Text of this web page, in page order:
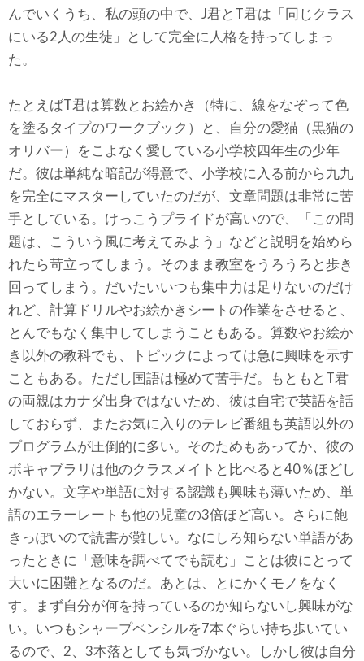
んでいくうち、私の頭の中で、J君とT君は「同じクラス
にいる2人の生徒」として完全に人格を持ってしまっ
た。
たとえばT君は算数とお絵かき（特に、線をなぞって色
を塗るタイプのワークブック）と、自分の愛猫（黒猫の
オリバー）をこよなく愛している小学校四年生の少年
だ。彼は単純な暗記が得意で、小学校に入る前から九九
を完全にマスターしていたのだが、文章問題は非常に苦
手としている。けっこうプライドが高いので、「この問
題は、こういう風に考えてみよう」などと説明を始めら
れたら苛立ってしまう。そのまま教室をうろうろと歩き
回ってしまう。だいたいいつも集中力は足りないのだけ
れど、計算ドリルやお絵かきシートの作業をさせると、
とんでもなく集中してしまうこともある。算数やお絵か
き以外の教科でも、トピックによっては急に興味を示す
こともある。ただし国語は極めて苦手だ。もともとT君
の両親はカナダ出身ではないため、彼は自宅で英語を話
しておらず、またお気に入りのテレビ番組も英語以外の
プログラムが圧倒的に多い。そのためもあってか、彼の
ボキャブラリは他のクラスメイトと比べると40％ほどし
かない。文字や単語に対する認識も興味も薄いため、単
語のエラーレートも他の児童の3倍ほど高い。さらに飽
きっぽいので読書が難しい。なにしろ知らない単語があ
ったときに「意味を調べてでも読む」ことは彼にとって
大いに困難となるのだ。あとは、とにかくモノをなく
す。まず自分が何を持っているのか知らないし興味がな
い。いつもシャープペンシルを7本ぐらい持ち歩いてい
るので、2、3本落としても気づかない。しかし彼は自分